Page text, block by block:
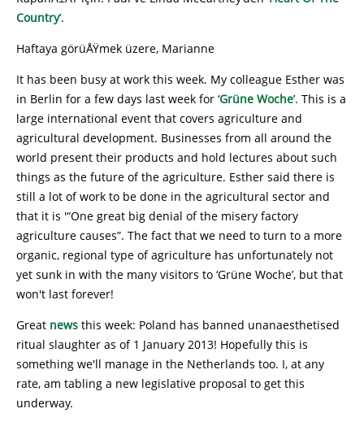
Country’.
Haftaya görüÅŸmek üzere, Marianne
It has been busy at work this week. My colleague Esther was
in Berlin for a few days last week for ‘Grüne Woche’. This is a
large international event that covers agriculture and
agricultural development. Businesses from all around the
world present their products and hold lectures about such
things as the future of the agriculture. Esther said there is
still a lot of work to be done in the agricultural sector and
that it is '“One great big denial of the misery factory
agriculture causes”. The fact that we need to turn to a more
organic, regional type of agriculture has unfortunately not
yet sunk in with the many visitors to ‘Grüne Woche’, but that
won't last forever!
Great news this week: Poland has banned unanaesthetised
ritual slaughter as of 1 January 2013! Hopefully this is
something we'll manage in the Netherlands too. I, at any
rate, am tabling a new legislative proposal to get this
underway.